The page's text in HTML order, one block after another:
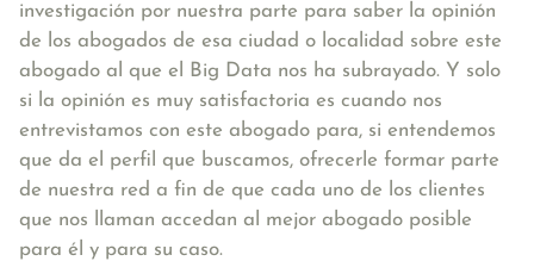
investigación por nuestra parte para saber la opinión
de los abogados de esa ciudad o localidad sobre este
abogado al que el Big Data nos ha subrayado. Y solo
si la opinión es muy satisfactoria es cuando nos
entrevistamos con este abogado para, si entendemos
que da el perfil que buscamos, ofrecerle formar parte
de nuestra red a fin de que cada uno de los clientes
que nos llaman accedan al mejor abogado posible
para él y para su caso.